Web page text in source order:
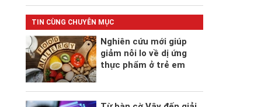
TIN CÙNG CHUYÊN MỤC
Nghiên cứu mới giúp
giảm nỗi lo về dị ứng
thực phẩm ở trẻ em